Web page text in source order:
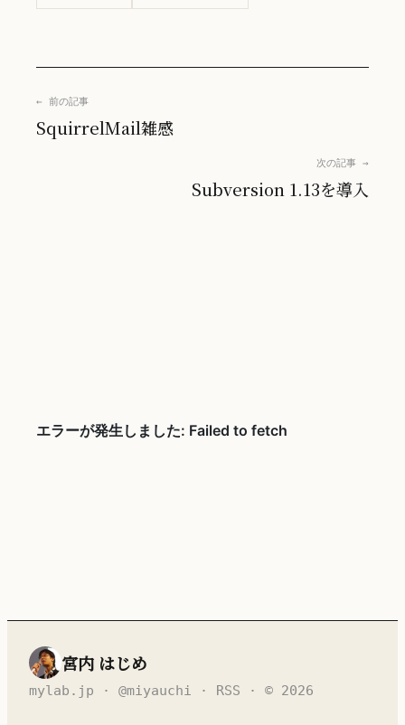
← 前の記事
SquirrelMail雑感
次の記事 →
Subversion 1.13を導入
宮内 はじめ
mylab.jp · @miyauchi · RSS · © 2026